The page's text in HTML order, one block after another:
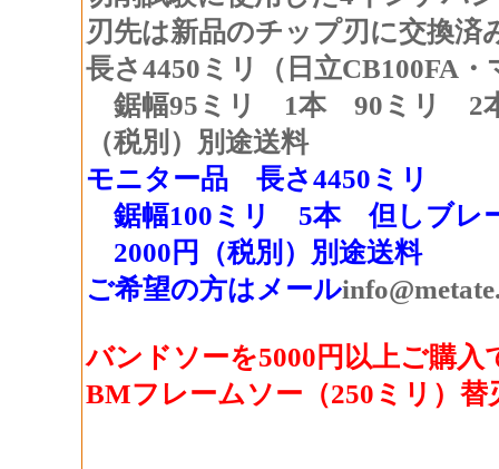
刃先は新品のチップ刃に交換済
長さ4450ミリ（日立CB100FA
鋸幅95ミリ 1本 90ミリ 2
（税別）別途送料
モニター品 長さ4450ミリ
鋸幅100ミリ 5本 但しブレ
2000円（税別）別途送料
ご希望の方はメール
バンドソーを5000円以上ご購入
BMフレームソー（250ミリ）替